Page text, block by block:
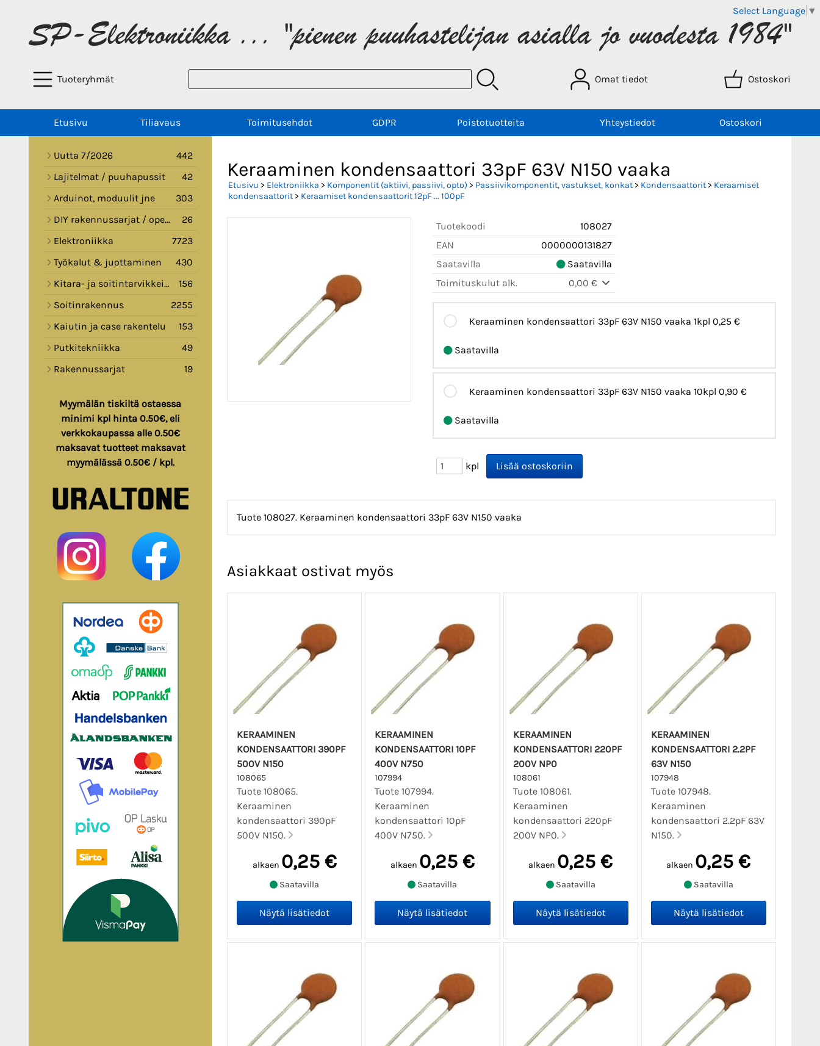
Select Language ▼
Tuoteryhmät Omat tiedot Ostoskori
Etusivu Tiliavaus Toimitusehdot GDPR Poistotuotteita Yhteystiedot Ostoskori
Uutta 7/2026
442
Lajitelmat / puuhapussit
42
Arduinot, moduulit jne
303
DIY rakennussarjat / opetussarjat
26
Elektroniikka
7723
Työkalut & juottaminen
430
Kitara- ja soitintarvikkeita
156
Soitinrakennus
2255
Kaiutin ja case rakentelu
153
Putkitekniikka
49
Rakennussarjat
19
Myymälän tiskiltä ostaessa
minimi kpl hinta 0.50€, eli
verkkokaupassa alle 0.50€
maksavat tuotteet maksavat
myymälässä 0.50€ / kpl.
Keraaminen kondensaattori 33pF 63V N150 vaaka
Etusivu > Elektroniikka > Komponentit (aktiivi, passiivi, opto) > Passiivikomponentit, vastukset, konkat> Kondensaattorit> Keraamiset
kondensaattorit> Keraamiset kondensaattorit 12pF ... 100pF
Tuotekoodi
108027
EAN
0000000131827
Saatavilla
Saatavilla
Toimituskulut alk.
0,00 €
Keraaminen kondensaattori 33pF 63V N150 vaaka 1kpl 0,25 €
Saatavilla
Keraaminen kondensaattori 33pF 63V N150 vaaka 10kpl 0,90 €
Saatavilla
kpl
Tuote 108027. Keraaminen kondensaattori 33pF 63V N150 vaaka
Asiakkaat ostivat myös
KERAAMINEN
KONDENSAATTORI 390PF
500V N150
108065
Tuote 108065.
Keraaminen
kondensaattori 390pF
500V N150.
alkaen 0,25 €
Saatavilla
KERAAMINEN
KONDENSAATTORI 10PF
400V N750
107994
Tuote 107994.
Keraaminen
kondensaattori 10pF
400V N750.
alkaen 0,25 €
Saatavilla
KERAAMINEN
KONDENSAATTORI 220PF
200V NP0
108061
Tuote 108061.
Keraaminen
kondensaattori 220pF
200V NP0.
alkaen 0,25 €
Saatavilla
KERAAMINEN
KONDENSAATTORI 2.2PF
63V N150
107948
Tuote 107948.
Keraaminen
kondensaattori 2.2pF 63V
N150.
alkaen 0,25 €
Saatavilla